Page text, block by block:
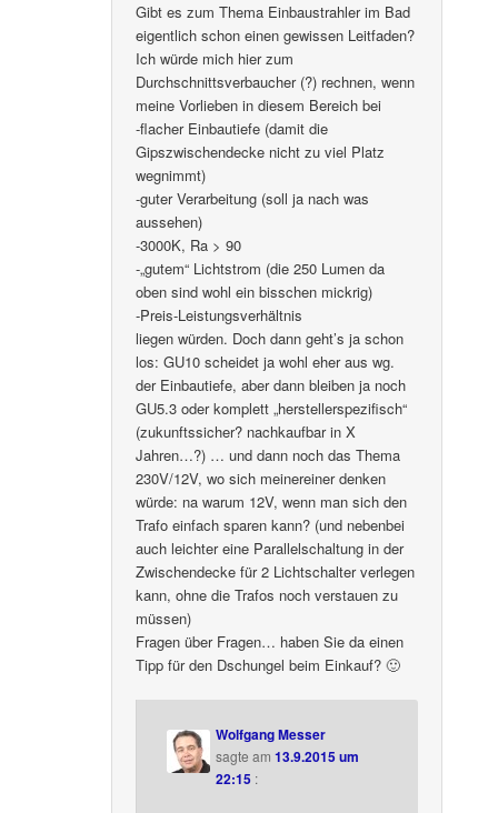
Gibt es zum Thema Einbaustrahler im Bad
eigentlich schon einen gewissen Leitfaden?
Ich würde mich hier zum
Durchschnittsverbaucher (?) rechnen, wenn
meine Vorlieben in diesem Bereich bei
-flacher Einbautiefe (damit die
Gipszwischendecke nicht zu viel Platz
wegnimmt)
-guter Verarbeitung (soll ja nach was
aussehen)
-3000K, Ra > 90
-„gutem“ Lichtstrom (die 250 Lumen da
oben sind wohl ein bisschen mickrig)
-Preis-Leistungsverhältnis
liegen würden. Doch dann geht’s ja schon
los: GU10 scheidet ja wohl eher aus wg.
der Einbautiefe, aber dann bleiben ja noch
GU5.3 oder komplett „herstellerspezifisch“
(zukunftssicher? nachkaufbar in X
Jahren…?) … und dann noch das Thema
230V/12V, wo sich meinereiner denken
würde: na warum 12V, wenn man sich den
Trafo einfach sparen kann? (und nebenbei
auch leichter eine Parallelschaltung in der
Zwischendecke für 2 Lichtschalter verlegen
kann, ohne die Trafos noch verstauen zu
müssen)
Fragen über Fragen… haben Sie da einen
Tipp für den Dschungel beim Einkauf? 🙂
Wolfgang Messer
sagte am13.9.2015 um
22:15 :